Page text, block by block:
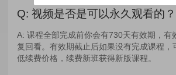
Q: 视频是否是可以永久观看的？
A: 课程全部完成前你会有730天有效期，有
复回看。有效期截止后如果没有完成课程，
低续费价格，续费新班获得新版课程。